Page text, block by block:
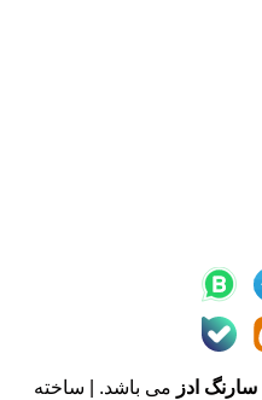
سارنگ ادز می باشد. | ساخته